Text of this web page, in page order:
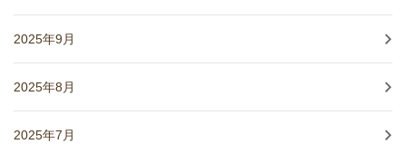
2025年9月
2025年8月
2025年7月